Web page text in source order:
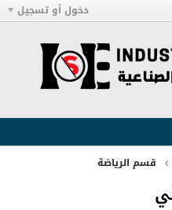
دخول أو تسجيل
قسم الرياضة